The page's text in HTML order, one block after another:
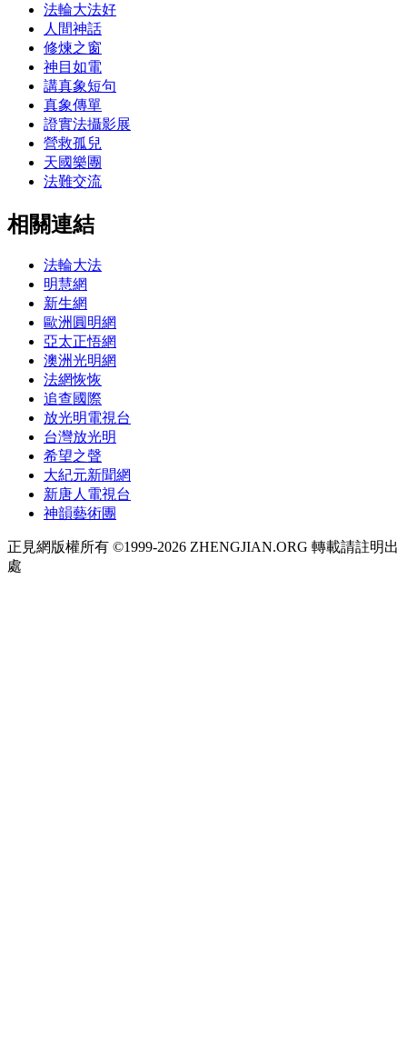
法輪大法好
人間神話
修煉之窗
神目如電
講真象短句
真象傳單
證實法攝影展
營救孤兒
天國樂團
法難交流
相關連結
法輪大法
明慧網
新生網
歐洲圓明網
亞太正悟網
澳洲光明網
法網恢恢
追查國際
放光明電視台
台灣放光明
希望之聲
大紀元新聞網
新唐人電視台
神韻藝術團
正見網版權所有 ©1999-2026 ZHENGJIAN.ORG 轉載請註明出
處